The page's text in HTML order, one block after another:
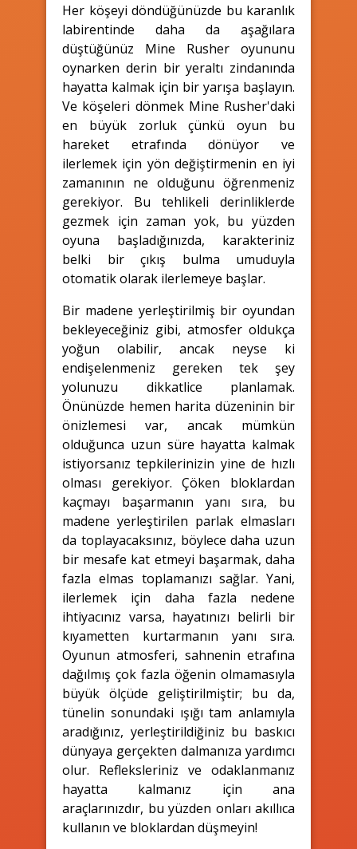
Her köşeyi döndüğünüzde bu karanlık
labirentinde daha da aşağılara
düştüğünüz Mine Rusher oyununu
oynarken derin bir yeraltı zindanında
hayatta kalmak için bir yarışa başlayın.
Ve köşeleri dönmek Mine Rusher'daki
en büyük zorluk çünkü oyun bu
hareket etrafında dönüyor ve
ilerlemek için yön değiştirmenin en iyi
zamanının ne olduğunu öğrenmeniz
gerekiyor. Bu tehlikeli derinliklerde
gezmek için zaman yok, bu yüzden
oyuna başladığınızda, karakteriniz
belki bir çıkış bulma umuduyla
otomatik olarak ilerlemeye başlar.
Bir madene yerleştirilmiş bir oyundan
bekleyeceğiniz gibi, atmosfer oldukça
yoğun olabilir, ancak neyse ki
endişelenmeniz gereken tek şey
yolunuzu dikkatlice planlamak.
Önünüzde hemen harita düzeninin bir
önizlemesi var, ancak mümkün
olduğunca uzun süre hayatta kalmak
istiyorsanız tepkilerinizin yine de hızlı
olması gerekiyor. Çöken bloklardan
kaçmayı başarmanın yanı sıra, bu
madene yerleştirilen parlak elmasları
da toplayacaksınız, böylece daha uzun
bir mesafe kat etmeyi başarmak, daha
fazla elmas toplamanızı sağlar. Yani,
ilerlemek için daha fazla nedene
ihtiyacınız varsa, hayatınızı belirli bir
kıyametten kurtarmanın yanı sıra.
Oyunun atmosferi, sahnenin etrafına
dağılmış çok fazla öğenin olmamasıyla
büyük ölçüde geliştirilmiştir; bu da,
tünelin sonundaki ışığı tam anlamıyla
aradığınız, yerleştirildiğiniz bu baskıcı
dünyaya gerçekten dalmanıza yardımcı
olur. Refleksleriniz ve odaklanmanız
hayatta kalmanız için ana
araçlarınızdır, bu yüzden onları akıllıca
kullanın ve bloklardan düşmeyin!